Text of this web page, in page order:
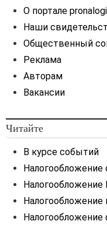
О портале
Наши
Общественный
Реклама
Авторам
Вакансии
Читайте
В курсе событий
Налогообложение
Налогообложение
Налогообложение